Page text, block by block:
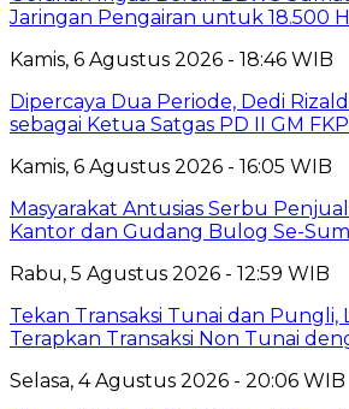
Jaringan Pengairan untuk 18.500
Kamis, 6 Agustus 2026 - 18:46 WIB
Dipercaya Dua Periode, Dedi
sebagai Ketua Satgas PD II GM
Kamis, 6 Agustus 2026 - 16:05 WIB
Masyarakat Antusias Serbu
Kantor dan Gudang Bulog Se-
Rabu, 5 Agustus 2026 - 12:59 WIB
Tekan Transaksi Tunai dan Pungli,
Terapkan Transaksi Non Tunai
Selasa, 4 Agustus 2026 - 20:06 WIB